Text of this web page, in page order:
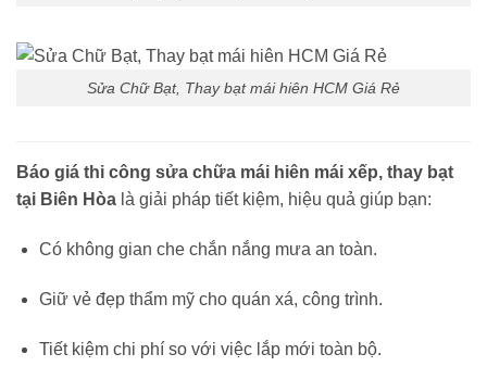
Sửa Chữ Bạt, Thay bạt mái hiên HCM Giá Rẻ
Báo giá thi công sửa chữa mái hiên mái xếp, thay bạt
tại Biên Hòa là giải pháp tiết kiệm, hiệu quả giúp bạn:
Có không gian che chắn nắng mưa an toàn.
Giữ vẻ đẹp thẩm mỹ cho quán xá, công trình.
Tiết kiệm chi phí so với việc lắp mới toàn bộ.